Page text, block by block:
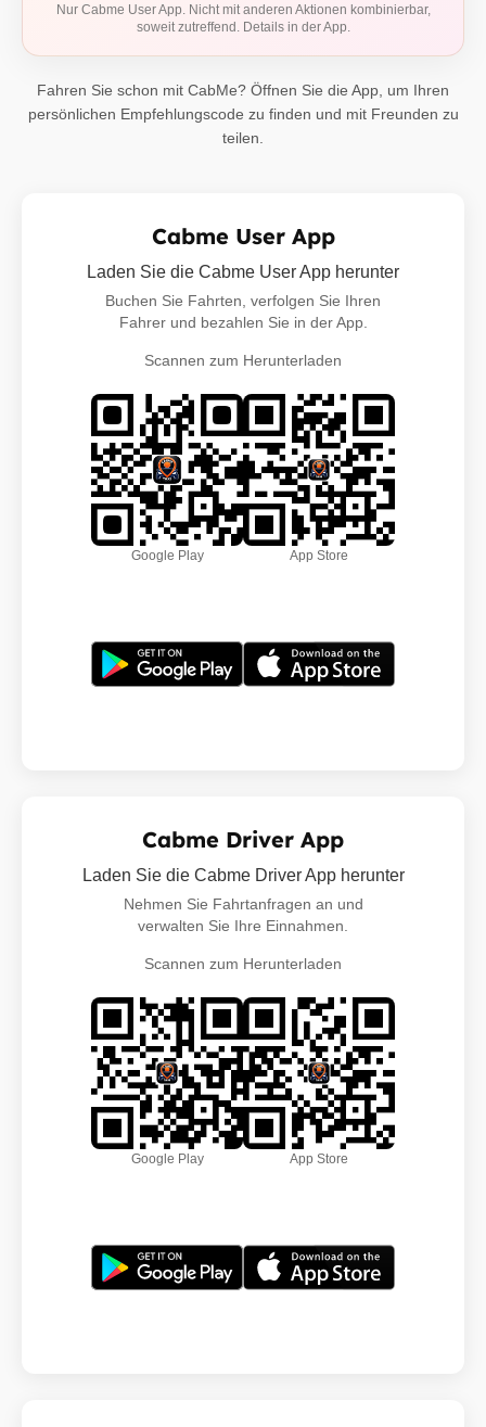
Nur Cabme User App. Nicht mit anderen Aktionen kombinierbar,
soweit zutreffend. Details in der App.
Fahren Sie schon mit CabMe? Öffnen Sie die App, um Ihren
persönlichen Empfehlungscode zu finden und mit Freunden zu
teilen.
Cabme User App
Laden Sie die Cabme User App herunter
Buchen Sie Fahrten, verfolgen Sie Ihren
Fahrer und bezahlen Sie in der App.
Scannen zum Herunterladen
Google Play App Store
Cabme Driver App
Laden Sie die Cabme Driver App herunter
Nehmen Sie Fahrtanfragen an und
verwalten Sie Ihre Einnahmen.
Scannen zum Herunterladen
Google Play App Store